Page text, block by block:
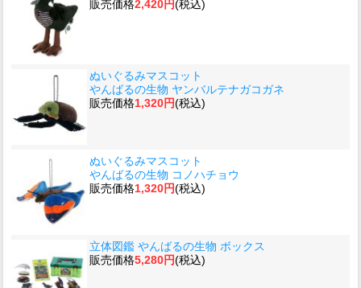
販売価格2,420円(税込)
ぬいぐるみマスコット
やんばるの生物 ヤンバルテナガコガネ
販売価格1,320円(税込)
ぬいぐるみマスコット
やんばるの生物 コノハチョウ
販売価格1,320円(税込)
立体図鑑 やんばるの生物 ボックス
販売価格5,280円(税込)